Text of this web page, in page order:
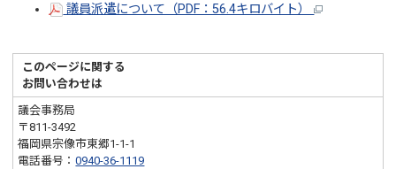
議員派遣について（PDF：56.4キロバイト）
このページに関する
お問い合わせは
議会事務局
〒811-3492
福岡県宗像市東郷1-1-1
電話番号：0940-36-1119